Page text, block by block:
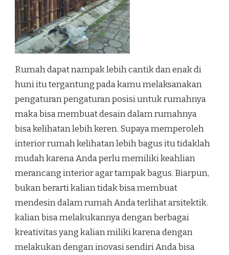
Rumah dapat nampak lebih cantik dan enak di
huni itu tergantung pada kamu melaksanakan
pengaturan pengaturan posisi untuk rumahnya
maka bisa membuat desain dalam rumahnya
bisa kelihatan lebih keren. Supaya memperoleh
interior rumah kelihatan lebih bagus itu tidaklah
mudah karena Anda perlu memiliki keahlian
merancang interior agar tampak bagus. Biarpun,
bukan berarti kalian tidak bisa membuat
mendesin dalam rumah Anda terlihat arsitektik.
kalian bisa melakukannya dengan berbagai
kreativitas yang kalian miliki karena dengan
melakukan dengan inovasi sendiri Anda bisa